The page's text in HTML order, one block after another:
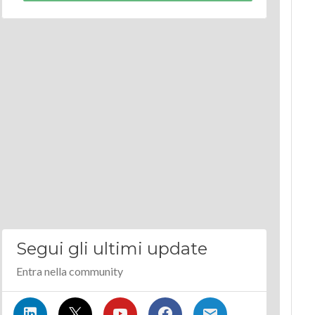
Segui gli ultimi update
Entra nella community